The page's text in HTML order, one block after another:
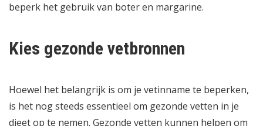
beperk het gebruik van boter en margarine.
Kies gezonde vetbronnen
Hoewel het belangrijk is om je vetinname te beperken,
is het nog steeds essentieel om gezonde vetten in je
dieet op te nemen. Gezonde vetten kunnen helpen om